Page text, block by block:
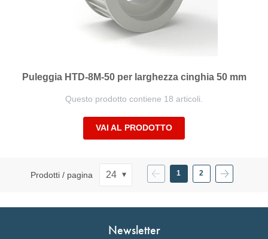
Puleggia HTD-8M-50 per larghezza cinghia 50 mm
Questo prodotto contiene 18 articoli.
VAI AL PRODOTTO
Pagina
Pagina
Precedente
Attualmente
la
1 Pagina
2 Pagina
Successivo
Prodotti / pagina
Newsletter